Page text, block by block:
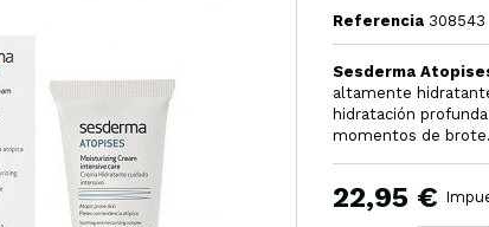
Referencia 308543
Sesderma
altamente
hidratación
momentos de brote.
22,95 €